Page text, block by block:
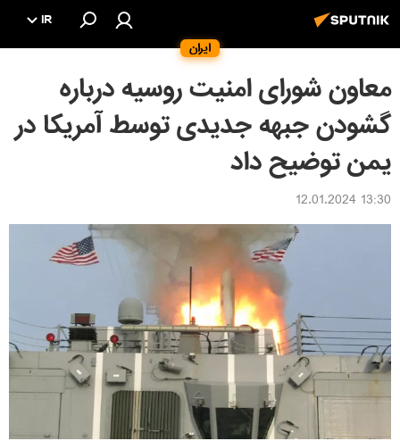
ایران
IR
معاون شورای امنیت روسیه درباره
گشودن جبهه جدیدی توسط آمریکا در
یمن توضیح داد
13:30 12.01.2024